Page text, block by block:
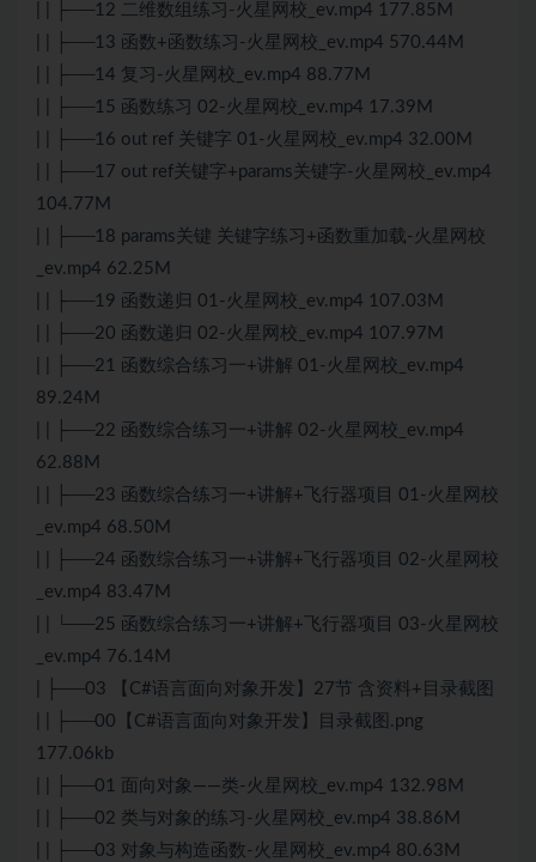
| | ├──12 二维数组练习-火星网校_ev.mp4 177.85M
| | ├──13 函数+函数练习-火星网校_ev.mp4 570.44M
| | ├──14 复习-火星网校_ev.mp4 88.77M
| | ├──15 函数练习 02-火星网校_ev.mp4 17.39M
| | ├──16 out ref 关键字 01-火星网校_ev.mp4 32.00M
| | ├──17 out ref关键字+params关键字-火星网校_ev.mp4
104.77M
| | ├──18 params关键 关键字练习+函数重加载-火星网校
_ev.mp4 62.25M
| | ├──19 函数递归 01-火星网校_ev.mp4 107.03M
| | ├──20 函数递归 02-火星网校_ev.mp4 107.97M
| | ├──21 函数综合练习一+讲解 01-火星网校_ev.mp4
89.24M
| | ├──22 函数综合练习一+讲解 02-火星网校_ev.mp4
62.88M
| | ├──23 函数综合练习一+讲解+飞行器项目 01-火星网校
_ev.mp4 68.50M
| | ├──24 函数综合练习一+讲解+飞行器项目 02-火星网校
_ev.mp4 83.47M
| | └──25 函数综合练习一+讲解+飞行器项目 03-火星网校
_ev.mp4 76.14M
| ├──03 【C#语言面向对象开发】27节 含资料+目录截图
| | ├──00【C#语言面向对象开发】目录截图.png
177.06kb
| | ├──01 面向对象——类-火星网校_ev.mp4 132.98M
| | ├──02 类与对象的练习-火星网校_ev.mp4 38.86M
| | ├──03 对象与构造函数-火星网校_ev.mp4 80.63M